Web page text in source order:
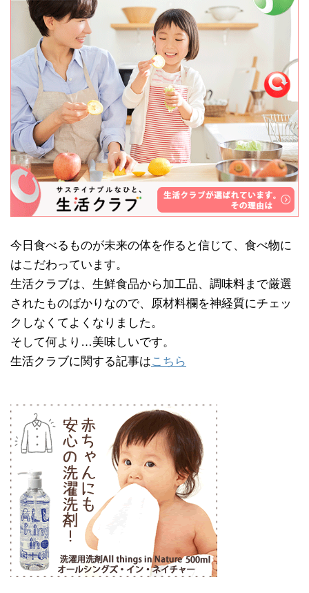
今日食べるものが未来の体を作ると信じて、食べ物に
はこだわっています。
生活クラブは、生鮮食品から加工品、調味料まで厳選
されたものばかりなので、原材料欄を神経質にチェッ
クしなくてよくなりました。
そして何より…美味しいです。
生活クラブに関する記事はこちら